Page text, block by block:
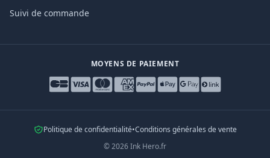
Suivi de commande
MOYENS DE PAIEMENT
Politique de confidentialité•Conditions générales de vente
©2026Ink Hero.fr